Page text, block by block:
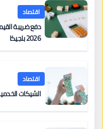
اقتصاد
دفع ضريبة
2026 بلجيكا
اقتصاد
الشيكات